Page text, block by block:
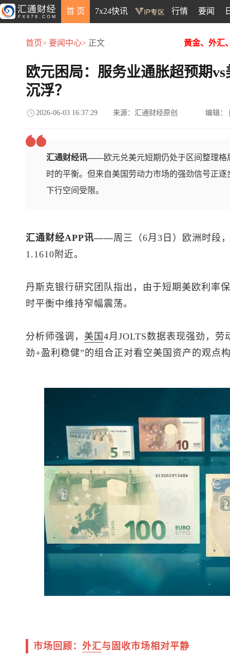
首 页 7x24快讯 行情 要闻
首页> 要闻中心> 正文 黄金、外汇
欧元困局：服务业通胀超预期
沉浮？
2026-06-03 16:37:29 来源：汇通财经原创 编辑：
汇通财经讯——欧元兑美元短期仍处于区间整理
时的平衡。但来自美国劳动力市场的强劲信号正
下行空间受限。
汇通财经APP讯——周三（6月3日）欧洲时段
1.1610附近。
丹斯克银行研究团队指出，由于短期美欧利率
时平衡中维持窄幅震荡。
分析师强调， 美国 4月JOLTS数据表现强劲，
劲+盈利稳健”的组合正对看空美国资产的观点
市场回顾： 外汇与固收市场相对平静